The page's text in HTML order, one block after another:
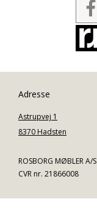
Adresse
Astrupvej 1
8370 Hadsten
ROSBORG MØBLER A/S
CVR nr. 21866008